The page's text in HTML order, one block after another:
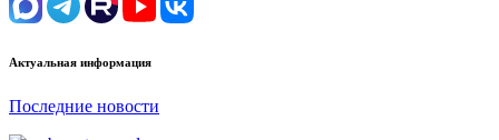
Актуальная информация
Последние новости